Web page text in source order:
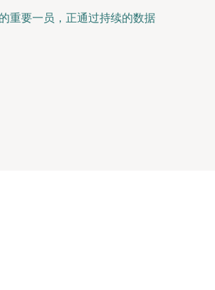
重要一员，正通过持续的数据